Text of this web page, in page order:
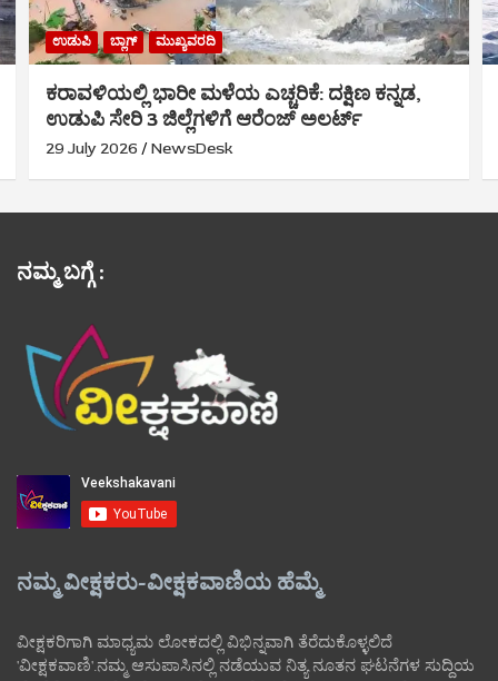
ಉಡುಪಿ ಬ್ಲಾಗ್ ಮುಖ್ಯವರದಿ
ಕರಾವಳಿಯಲ್ಲಿ ಭಾರೀ ಮಳೆಯ ಎಚ್ಚರಿಕೆ: ದಕ್ಷಿಣ ಕನ್ನಡ,
ಉಡುಪಿ ಸೇರಿ 3 ಜಿಲ್ಲೆಗಳಿಗೆ ಆರೆಂಜ್ ಅಲರ್ಟ್
29 July 2026 NewsDesk
ನಮ್ಮ ಬಗ್ಗೆ :
ನಮ್ಮ ವೀಕ್ಷಕರು-ವೀಕ್ಷಕವಾಣಿಯ ಹೆಮ್ಮೆ
ವೀಕ್ಷಕರಿಗಾಗಿ ಮಾಧ್ಯಮ ಲೋಕದಲ್ಲಿ ವಿಭಿನ್ನವಾಗಿ ತೆರೆದುಕೊಳ್ಳಲಿದೆ
'ವೀಕ್ಷಕವಾಣಿ'.ನಮ್ಮ ಆಸುಪಾಸಿನಲ್ಲಿ ನಡೆಯುವ ನಿತ್ಯ ನೂತನ ಘಟನೆಗಳ ಸುದ್ದಿಯ